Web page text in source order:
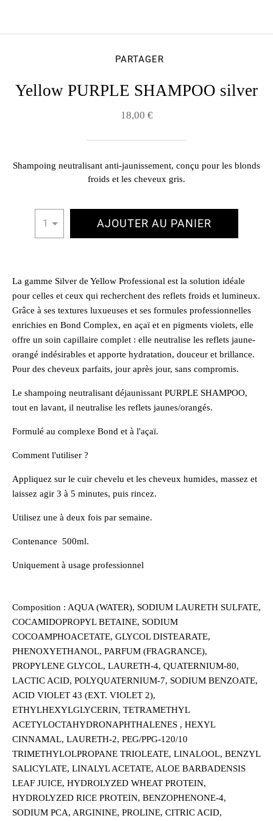
PARTAGER
Yellow PURPLE SHAMPOO silver
18,00 €
Shampoing neutralisant anti-jaunissement, conçu pour les blonds
froids et les cheveux gris.
1 AJOUTER AU PANIER
La gamme Silver de Yellow Professional est la solution idéale
pour celles et ceux qui recherchent des reflets froids et lumineux.
Grâce à ses textures luxueuses et ses formules professionnelles
enrichies en Bond Complex, en açaï et en pigments violets, elle
offre un soin capillaire complet : elle neutralise les reflets jaune-
orangé indésirables et apporte hydratation, douceur et brillance.
Pour des cheveux parfaits, jour après jour, sans compromis.
Le shampoing neutralisant déjaunissant PURPLE SHAMPOO,
tout en lavant, il neutralise les reflets jaunes/orangés.
Formulé au complexe Bond et à l'açaï.
Comment l'utiliser ?
Appliquez sur le cuir chevelu et les cheveux humides, massez et
laissez agir 3 à 5 minutes, puis rincez.
Utilisez une à deux fois par semaine.
Contenance 500ml.
Uniquement à usage professionnel
Composition : AQUA (WATER), SODIUM LAURETH SULFATE,
COCAMIDOPROPYL BETAINE, SODIUM
COCOAMPHOACETATE, GLYCOL DISTEARATE,
PHENOXYETHANOL, PARFUM (FRAGRANCE),
PROPYLENE GLYCOL, LAURETH-4, QUATERNIUM-80,
LACTIC ACID, POLYQUATERNIUM-7, SODIUM BENZOATE,
ACID VIOLET 43 (EXT. VIOLET 2),
ETHYLHEXYLGLYCERIN, TETRAMETHYL
ACETYLOCTAHYDRONAPHTHALENES , HEXYL
CINNAMAL, LAURETH-2, PEG/PPG-120/10
TRIMETHYLOLPROPANE TRIOLEATE, LINALOOL, BENZYL
SALICYLATE, LINALYL ACETATE, ALOE BARBADENSIS
LEAF JUICE, HYDROLYZED WHEAT PROTEIN,
HYDROLYZED RICE PROTEIN, BENZOPHENONE-4,
SODIUM PCA, ARGININE, PROLINE, CITRIC ACID,